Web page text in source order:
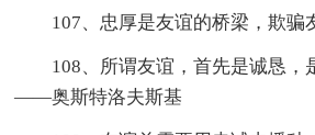
107、忠厚是友谊的桥梁，欺骗
108、所谓友谊，首先是诚恳，
——奥斯特洛夫斯基